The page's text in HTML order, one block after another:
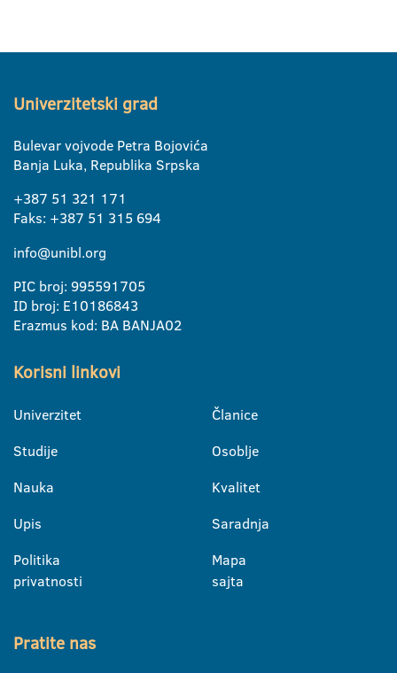
Univerzitetski grad
Bulevar vojvode Petra Bojovića
Banja Luka, Republika Srpska
+387 51 321 171
Faks: +387 51 315 694
info@unibl.org
PIC broj: 995591705
ID broj: E10186843
Erazmus kod: BA BANJA02
Korisni linkovi
Univerzitet
Studije
Nauka
Upis
Politika
privatnosti
Članice
Osoblje
Kvalitet
Saradnja
Mapa
sajta
Pratite nas